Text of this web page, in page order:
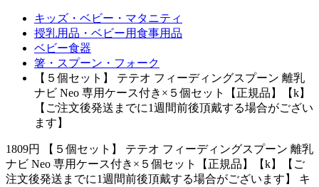
キッズ・ベビー・マタニティ
授乳用品・ベビー用食事用品
ベビー食器
箸・スプーン・フォーク
【５個セット】 テテオ フィーディングスプーン 離乳
ナビ Neo 専用ケース付き×５個セット【正規品】【k】
【ご注文後発送までに1週間前後頂戴する場合がござい
ます】
1809円 【５個セット】 テテオ フィーディングスプーン 離乳
ナビ Neo 専用ケース付き×５個セット【正規品】【k】【ご
注文後発送までに1週間前後頂戴する場合がございます】 キ